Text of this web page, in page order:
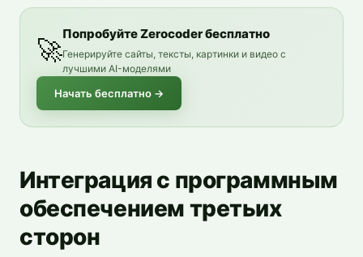
🚀
Попробуйте Zerocoder бесплатно
Генерируйте сайты, тексты, картинки и видео с
лучшими AI-моделями
Начать бесплатно →
Интеграция с программным
обеспечением третьих
сторон